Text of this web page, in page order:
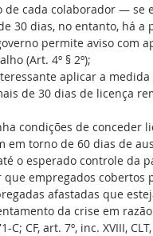
de cada colaborador — se
30 dias, no entanto, há
permite aviso
(Art. 4º § 2º);
aplicar a
de 30 dias de licença
condições de conceder
em torno de 60 dias de
o esperado controle da
empregados
afastadas que
da crise em
CF, art. 7º, inc. XVIII,